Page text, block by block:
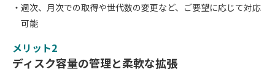
週次、月次での取得や世代数の変更など、ご要望に応じて対応
可能
メリット2
ディスク容量の管理と柔軟な拡張